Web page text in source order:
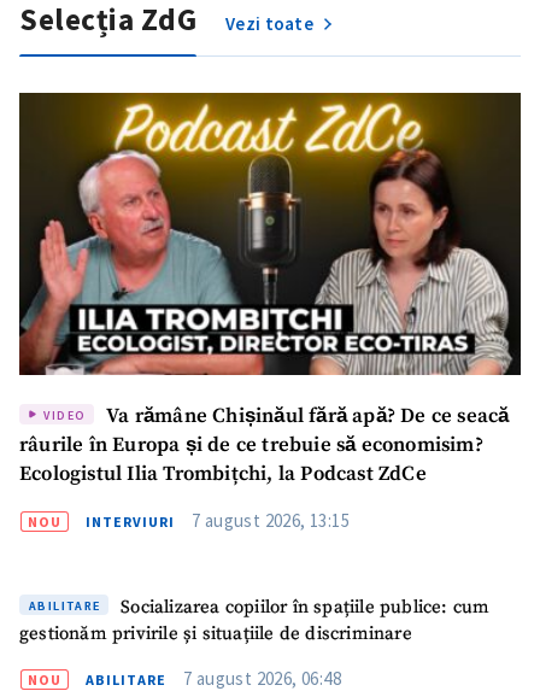
Selecția ZdG Vezi toate
VIDEO
Va rămâne Chișinăul fără apă? De ce seacă
râurile în Europa și de ce trebuie să economisim?
Ecologistul Ilia Trombițchi, la Podcast ZdCe
NOU INTERVIURI 7 august 2026, 13:15
ABILITARE
Socializarea copiilor în spațiile publice: cum
gestionăm privirile și situațiile de discriminare
NOU ABILITARE 7 august 2026, 06:48